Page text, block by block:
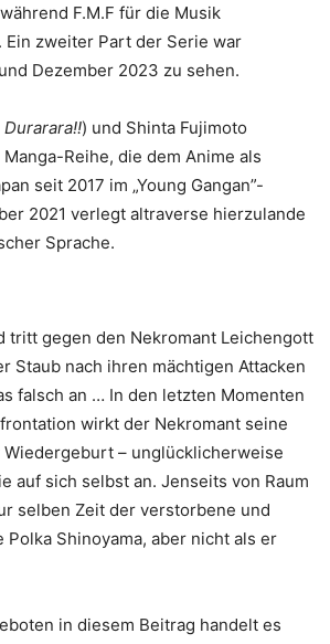
F.M.F für die Musik
zweiter Part der Serie war
Dezember 2023 zu sehen.
Durarara!!) und Shinta Fujimoto
Reihe, die dem Anime als
seit 2017 im „Young Gangan”-
2021 verlegt altraverse hierzulande
Sprache.
tritt gegen den Nekromant Leichengott
Staub nach ihren mächtigen Attacken
falsch an … In den letzten Momenten
wirkt der Nekromant seine
– unglücklicherweise
auf sich selbst an. Jenseits von Raum
selben Zeit der verstorbene und
Polka Shinoyama, aber nicht als er
in diesem Beitrag handelt es